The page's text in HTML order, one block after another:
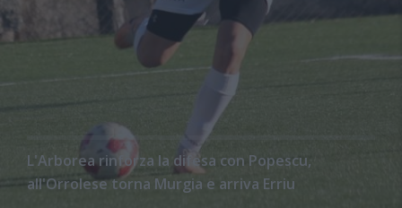
L'Arborea rinforza la difesa con Popescu,
all'Orrolese torna Murgia e arriva Erriu